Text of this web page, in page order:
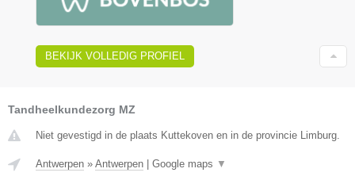
BEKIJK VOLLEDIG PROFIEL
Tandheelkundezorg MZ
Niet gevestigd in de plaats Kuttekoven en in de provincie Limburg.
Antwerpen » Antwerpen Google maps ▼